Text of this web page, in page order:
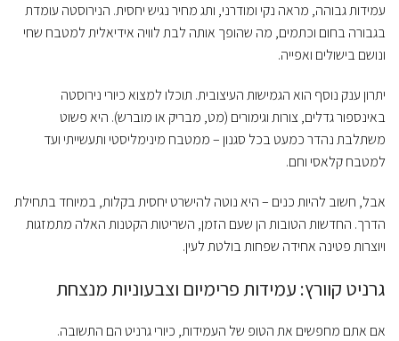
עמידות גבוהה, מראה נקי ומודרני, ותג מחיר נגיש יחסית. הנירוסטה עומדת
בגבורה בחום וכתמים, מה שהופך אותה לבת לוויה אידיאלית למטבח שחי
ונושם בישולים ואפייה.
יתרון ענק נוסף הוא הגמישות העיצובית. תוכלו למצוא כיורי נירוסטה
באינספור גדלים, צורות וגימורים (מט, מבריק או מוברש). היא פשוט
משתלבת נהדר כמעט בכל סגנון – ממטבח מינימליסטי ותעשייתי ועד
למטבח קלאסי וחם.
אבל, חשוב להיות כנים – היא נוטה להישרט יחסית בקלות, במיוחד בתחילת
הדרך. החדשות הטובות הן שעם הזמן, השריטות הקטנות האלה מתמזגות
ויוצרות פטינה אחידה שפחות בולטת לעין.
גרניט קוורץ: עמידות פרימיום וצבעוניות מנצחת
אם אתם מחפשים את הטופ של העמידות, כיורי גרניט הם התשובה.